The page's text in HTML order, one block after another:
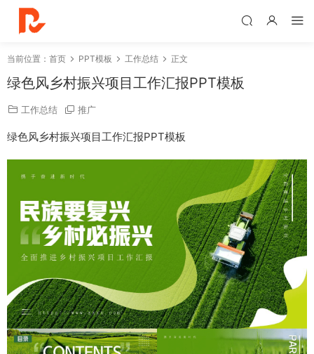
当前位置： 首页 PPT模板 工作总结 正文
绿色风乡村振兴项目工作汇报PPT模板
工作总结 推广
绿色风乡村振兴项目工作汇报PPT模板